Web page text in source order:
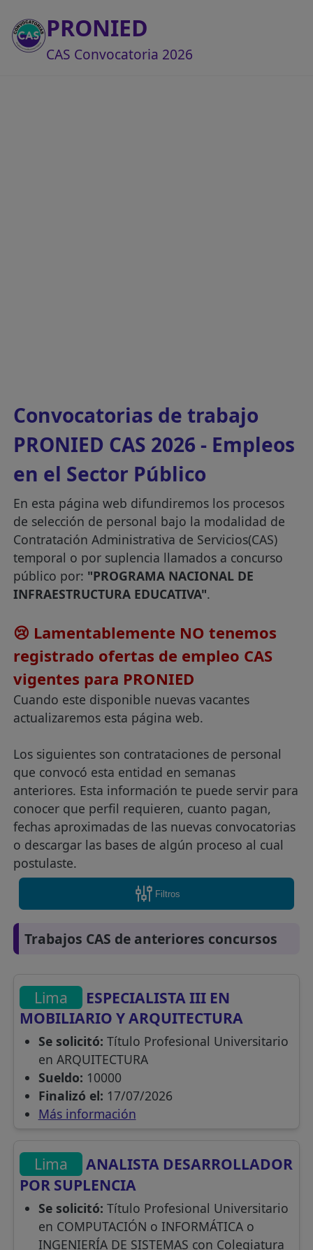
PRONIED
CAS Convocatoria 2026
Convocatorias de trabajo
PRONIED CAS 2026 - Empleos
en el Sector Público
En esta página web difundiremos los procesos
de selección de personal bajo la modalidad de
Contratación Administrativa de Servicios(CAS)
temporal o por suplencia llamados a concurso
público por: "PROGRAMA NACIONAL DE
INFRAESTRUCTURA EDUCATIVA".
😢 Lamentablemente NO tenemos
registrado ofertas de empleo CAS
vigentes para PRONIED
Cuando este disponible nuevas vacantes
actualizaremos esta página web.
Los siguientes son contrataciones de personal
que convocó esta entidad en semanas
anteriores. Esta información te puede servir para
conocer que perfil requieren, cuanto pagan,
fechas aproximadas de las nuevas convocatorias
o descargar las bases de algún proceso al cual
postulaste.
Filtros
Trabajos CAS de anteriores concursos
Lima
ESPECIALISTA III EN
MOBILIARIO Y ARQUITECTURA
Se solicitó: Título Profesional Universitario
en ARQUITECTURA
Sueldo: 10000
Finalizó el: 17/07/2026
Más información
Lima
ANALISTA DESARROLLADOR
POR SUPLENCIA
Se solicitó: Título Profesional Universitario
en COMPUTACIÓN o INFORMÁTICA o
INGENIERÍA DE SISTEMAS con Colegiatura